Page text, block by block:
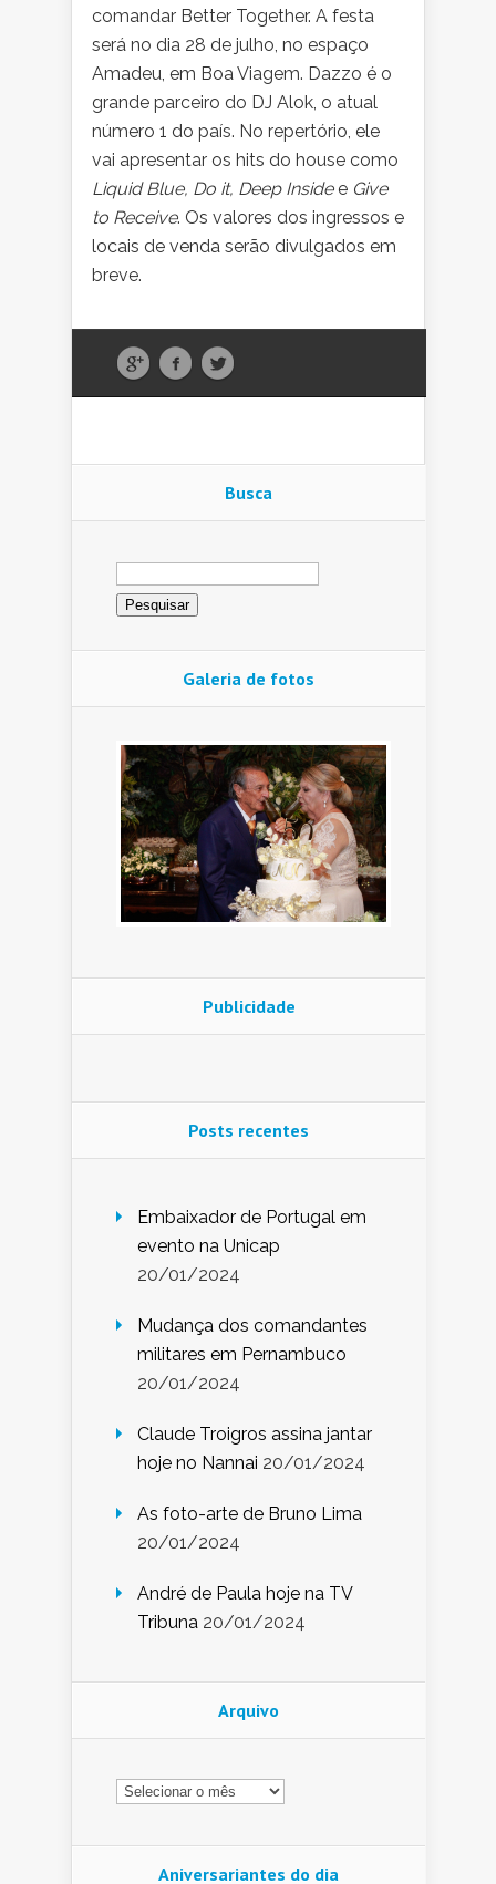
comandar Better Together. A festa
será no dia 28 de julho, no espaço
Amadeu, em Boa Viagem. Dazzo é o
grande parceiro do DJ Alok, o atual
número 1 do país. No repertório, ele
vai apresentar os hits do house como
Liquid Blue, Do it, Deep Insidee Give
to Receive. Os valores dos ingressos e
locais de venda serão divulgados em
breve.
Busca
Pesquisar
por:
Galeria de fotos
Publicidade
Posts recentes
Embaixador de Portugal em
evento na Unicap
20/01/2024
Mudança dos comandantes
militares em Pernambuco
20/01/2024
Claude Troigros assina jantar
hoje no Nannai 20/01/2024
As foto-arte de Bruno Lima
20/01/2024
André de Paula hoje na TV
Tribuna 20/01/2024
Arquivo
Arquivo
Aniversariantes do dia